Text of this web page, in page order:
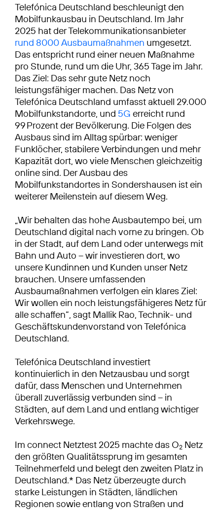
Telefónica Deutschland beschleunigt den
Mobilfunkausbau in Deutschland. Im Jahr
2025 hat der Telekommunikationsanbieter
rund 8000 Ausbaumaßnahmen umgesetzt.
Das entspricht rund einer neuen Maßnahme
pro Stunde, rund um die Uhr, 365 Tage im Jahr.
Das Ziel: Das sehr gute Netz noch
leistungsfähiger machen. Das Netz von
Telefónica Deutschland umfasst aktuell 29.000
Mobilfunkstandorte, und 5G erreicht rund
99 Prozent der Bevölkerung. Die Folgen des
Ausbaus sind im Alltag spürbar: weniger
Funklöcher, stabilere Verbindungen und mehr
Kapazität dort, wo viele Menschen gleichzeitig
online sind. Der Ausbau des
Mobilfunkstandortes in Sondershausen ist ein
weiterer Meilenstein auf diesem Weg.
„Wir behalten das hohe Ausbautempo bei, um
Deutschland digital nach vorne zu bringen. Ob
in der Stadt, auf dem Land oder unterwegs mit
Bahn und Auto – wir investieren dort, wo
unsere Kundinnen und Kunden unser Netz
brauchen. Unsere umfassenden
Ausbaumaßnahmen verfolgen ein klares Ziel:
Wir wollen ein noch leistungsfähigeres Netz für
alle schaffen“, sagt Mallik Rao, Technik- und
Geschäftskundenvorstand von Telefónica
Deutschland.
Telefónica Deutschland investiert
kontinuierlich in den Netzausbau und sorgt
dafür, dass Menschen und Unternehmen
überall zuverlässig verbunden sind – in
Städten, auf dem Land und entlang wichtiger
Verkehrswege.
Im connect Netztest 2025 machte das O2 Netz
den größten Qualitätssprung im gesamten
Teilnehmerfeld und belegt den zweiten Platz in
Deutschland.* Das Netz überzeugte durch
starke Leistungen in Städten, ländlichen
Regionen sowie entlang von Straßen und